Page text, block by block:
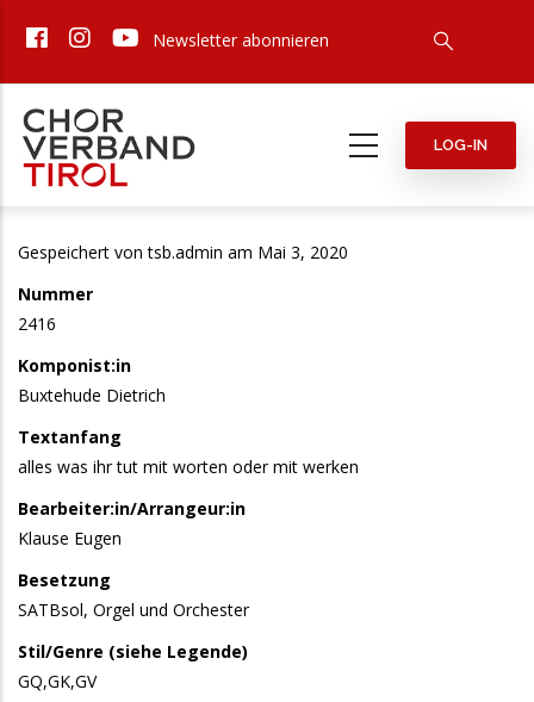
zum
Newsletter abonnieren
LOG-IN
Gespeichert vontsb.admin am Mai 3, 2020
Nummer
2416
Komponist:in
Buxtehude Dietrich
Textanfang
alles was ihr tut mit worten oder mit werken
Bearbeiter:in/Arrangeur:in
Klause Eugen
Besetzung
SATBsol, Orgel und Orchester
Stil/Genre (siehe Legende)
GQ,GK,GV